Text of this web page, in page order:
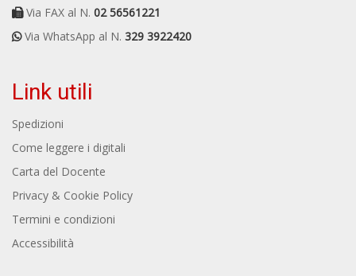
Via FAX al N. 02 56561221
Via WhatsApp al N. 329 3922420
Link utili
Spedizioni
Come leggere i digitali
Carta del Docente
Privacy & Cookie Policy
Termini e condizioni
Accessibilità